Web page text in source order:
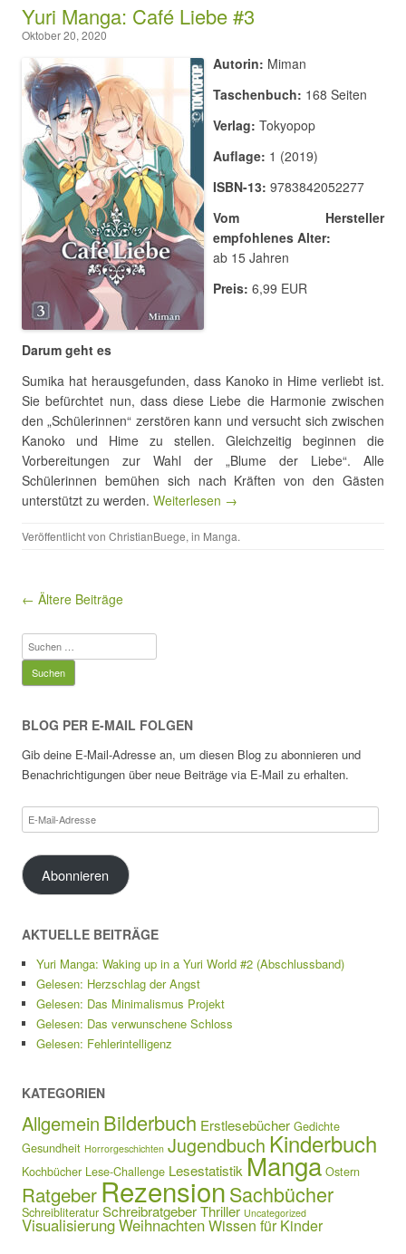
Yuri Manga: Café Liebe #3
Oktober 20, 2020
Autorin: Miman
Taschenbuch: 168 Seiten
Verlag: Tokyopop
Auflage: 1 (2019)
ISBN-13: 9783842052277
Vom Hersteller
empfohlenes Alter:
ab 15 Jahren
Preis: 6,99 EUR
Darum geht es
Sumika hat herausgefunden, dass Kanoko in Hime verliebt ist.
Sie befürchtet nun, dass diese Liebe die Harmonie zwischen
den „Schülerinnen“ zerstören kann und versucht sich zwischen
Kanoko und Hime zu stellen. Gleichzeitig beginnen die
Vorbereitungen zur Wahl der „Blume der Liebe“. Alle
Schülerinnen bemühen sich nach Kräften von den Gästen
unterstützt zu werden. Weiterlesen →
Veröffentlicht von ChristianBuege, in Manga.
Beitragsnavigation
← Ältere Beiträge
Suchen
nach:
BLOG PER E-MAIL FOLGEN
Gib deine E-Mail-Adresse an, um diesen Blog zu abonnieren und
Benachrichtigungen über neue Beiträge via E-Mail zu erhalten.
E-
Mail-
Adresse
Abonnieren
AKTUELLE BEITRÄGE
Yuri Manga: Waking up in a Yuri World #2 (Abschlussband)
Gelesen: Herzschlag der Angst
Gelesen: Das Minimalismus Projekt
Gelesen: Das verwunschene Schloss
Gelesen: Fehlerintelligenz
KATEGORIEN
Allgemein Bilderbuch Erstlesebücher Gedichte
Gesundheit Horrorgeschichten Jugendbuch Kinderbuch
Kochbücher Lese-Challenge Lesestatistik Manga Ostern
Ratgeber RezensionSachbücher
Schreibliteratur SchreibratgeberThriller Uncategorized
VisualisierungWeihnachtenWissen für Kinder